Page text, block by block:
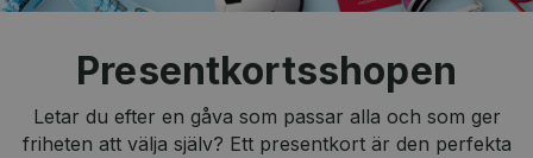
Presentkortsshopen
Letar du efter en gåva som passar alla och som ger
friheten att välja själv? Ett presentkort är den perfekta